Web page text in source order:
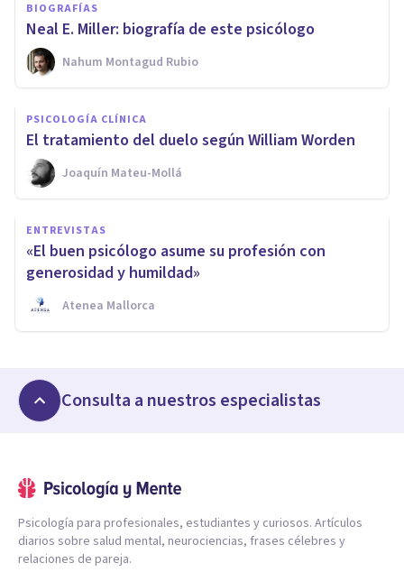
BIOGRAFÍAS
Neal E. Miller: biografía de este psicólogo
Nahum Montagud Rubio
PSICOLOGÍA CLÍNICA
El tratamiento del duelo según William Worden
Joaquín Mateu-Mollá
ENTREVISTAS
«El buen psicólogo asume su profesión con
generosidad y humildad»
Atenea Mallorca
Consulta a nuestros especialistas
Psicología para profesionales, estudiantes y curiosos. Artículos
diarios sobre salud mental, neurociencias, frases célebres y
relaciones de pareja.